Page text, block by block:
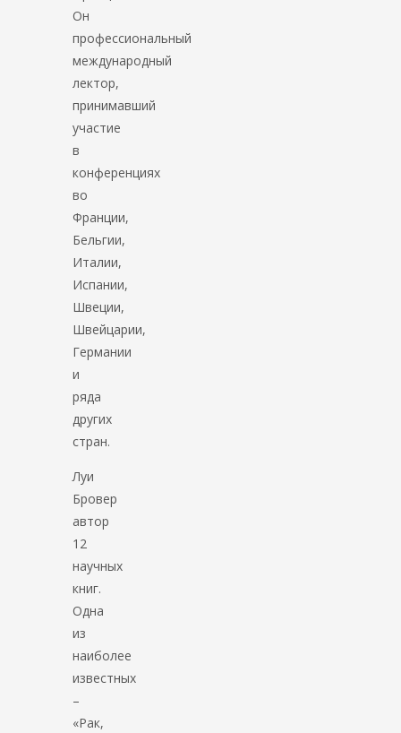
Он
профессиональный
международный
лектор,
принимавший
участие
в
конференциях
во
Франции,
Бельгии,
Италии,
Испании,
Швеции,
Швейцарии,
Германии
и
ряда
других
стран.
Луи
Бровер
автор
12
научных
книг.
Одна
из
наиболее
известных
–
«Рак,